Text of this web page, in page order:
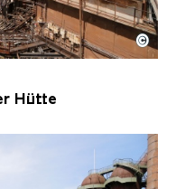
Hütte mit
Hütte | Karl
©
Hütte